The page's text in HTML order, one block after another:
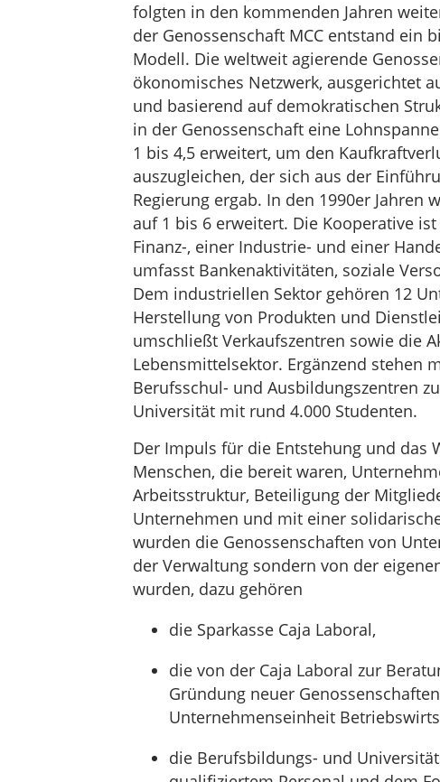
folgten in den kommenden Jahren
der Genossenschaft MCC entstand ein
Modell. Die weltweit agierende
ökonomisches Netzwerk, ausgerichtet
und basierend auf demokratischen
in der Genossenschaft eine
1 bis 4,5 erweitert, um den
auszugleichen, der sich aus der
Regierung ergab. In den 1990er
auf 1 bis 6 erweitert. Die Kooperative
Finanz-, einer Industrie- und einer
umfasst Bankenaktivitäten, soziale
Dem industriellen Sektor gehören 12
Herstellung von Produkten und
umschließt Verkaufszentren sowie die
Lebensmittelsektor. Ergänzend stehen
Berufsschul- und Ausbildungszentren
Universität mit rund 4.000 Studenten.
Der Impuls für die Entstehung und das
Menschen, die bereit waren,
Arbeitsstruktur, Beteiligung der
Unternehmen und mit einer
wurden die Genossenschaften von
der Verwaltung sondern von der
wurden, dazu gehören
die Sparkasse Caja Laboral,
die von der Caja Laboral zur
Gründung neuer
Unternehmenseinheit
die Berufsbildungs- und